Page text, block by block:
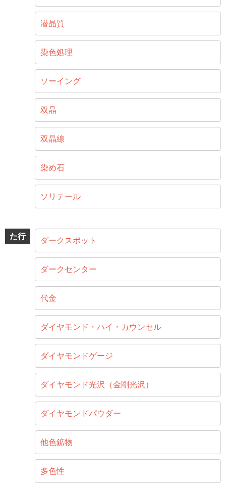
潜晶質
染色処理
ソーイング
双晶
双晶線
染め石
ソリテール
た行 ダークスポット
ダークセンター
代金
ダイヤモンド・ハイ・カウンセル
ダイヤモンドゲージ
ダイヤモンド光沢（金剛光沢）
ダイヤモンドパウダー
他色鉱物
多色性